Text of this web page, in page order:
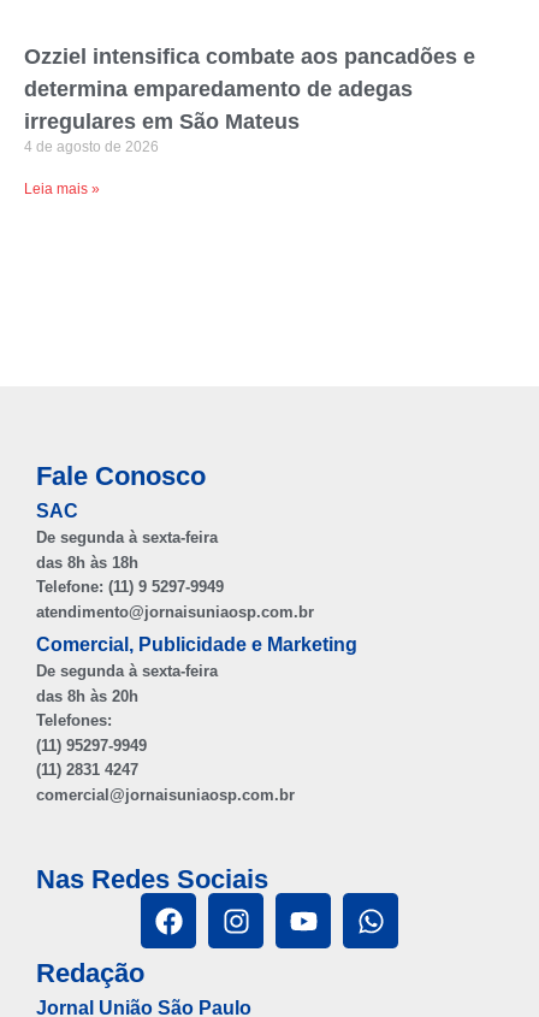
Ozziel intensifica combate aos pancadões e
determina emparedamento de adegas
irregulares em São Mateus
4 de agosto de 2026
Leia mais »
Fale Conosco
SAC
De segunda à sexta-feira
das 8h às 18h
Telefone: (11) 9 5297-9949
atendimento@jornaisuniaosp.com.br
Comercial, Publicidade e Marketing
De segunda à sexta-feira
das 8h às 20h
Telefones:
(11) 95297-9949
(11) 2831 4247
comercial@jornaisuniaosp.com.br
Nas Redes Sociais
Redação
Jornal União São Paulo